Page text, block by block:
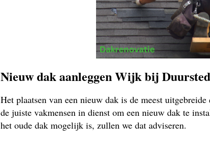
Nieuw dak aanleggen Wijk bij
Het plaatsen van een nieuw dak is de meest
de juiste vakmensen in dienst om een nieuw dak te
het oude dak mogelijk is, zullen we dat adviseren.